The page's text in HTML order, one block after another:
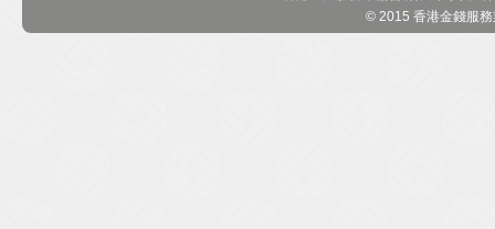
© 2015 香港金錢服